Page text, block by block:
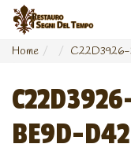
Home
BE9D-